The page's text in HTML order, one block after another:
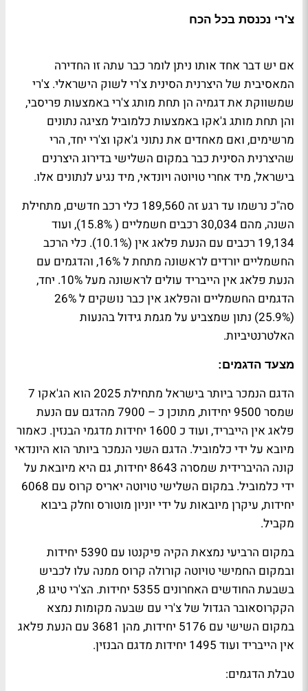
צ'רי נכנסת בכל הכח
אם יש דבר אחד אותו ניתן לומר כבר עתה זו החדירה
המאסיבית של היצרנית הסינית צ'רי לשוק הישראלי. צ'רי
שמשווקת את דגמיה הן תחת מותג צ'רי באמצעות פריסבי,
והן תחת מותג ג'אקו באמצעות כלמוביל מציגה נתונים
מרשימים, ואם מאחדים את נתוני ג'אקו וצ'רי יחד, הרי
שהיצרנית הסינית כבר במקום השלישי בדירוג היצרנים
בישראל, מיד אחרי טויוטה ויונדאי, מיד נגיע לנתונים אלו.
סה"כ נרשמו עד רגע זה 189,560 כלי רכב חדשים, מתחילת
השנה, מהם 30,034 רכבים חשמליים ( 15.8%), ועוד
19,134 רכבים עם הנעת פלאג אין (10.1%). כלי הרכב
החשמליים יורדים לראשונה מתחת ל 16%, והדגמים עם
הנעת פלאג אין הייבריד עולים לראשונה מעל 10%. יחד,
הדגמים החשמליים והפלאג אין כבר נושקים ל 26%
(25.9%) נתון שמצביע על מגמת גידול בהנעות
האלטרנטיביות.
מצעד הדגמים:
הדגם הנמכר ביותר בישראל מתחילת 2025 הוא הג'אקו 7
שמסר 9500 יחידות, מתוכן כ – 7900 מהדגם עם הנעת
פלאג אין הייבריד, ועוד כ 1600 יחידות מדגמי הבנזין. כאמור
מיובא על ידי כלמוביל. הדגם השני הנמכר ביותר הוא היונדאי
קונה ההיברידית שמסרה 8643 יחידות, גם היא מיובאת על
ידי כלמוביל. במקום השלישי טויוטה יאריס קרוס עם 6068
יחידות, עיקרן מיובאות על ידי יוניון מוטורס וחלק ביבוא
מקביל.
במקום הרביעי נמצאת הקיה פיקנטו עם 5390 יחידות
ובמקום החמישי טויוטה קורולה קרוס ממנה עלו לכביש
בשבעת החודשים האחרונים 5355 יחידות. הצ'רי טיגו 8,
הקקרוסאובר הגדול של צ'רי עם שבעה מקומות נמצא
במקום השישי עם 5176 יחידות, מהן 3681 עם הנעת פלאג
אין הייבריד ועוד 1495 יחידות מדגם הבנזין.
טבלת הדגמים: